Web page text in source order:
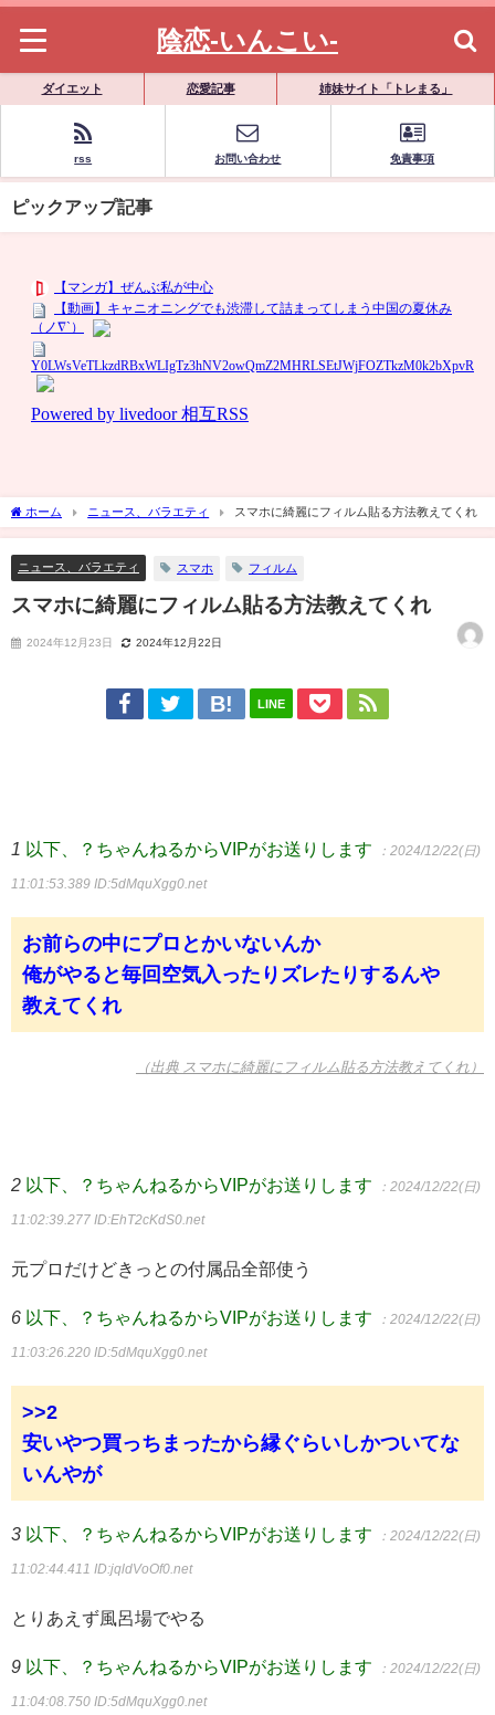
陰恋-いんこい-
ダイエット 恋愛記事 姉妹サイト「トレまる」
rss お問い合わせ 免責事項
ピックアップ記事
ホーム ニュース、バラエティ スマホに綺麗にフィルム貼る方法教えてくれ
ニュース、バラエティ スマホ フィルム
スマホに綺麗にフィルム貼る方法教えてくれ
2024年12月23日 2024年12月22日
LINE
1 以下、？ちゃんねるからVIPがお送りします ：2024/12/22(日)
11:01:53.389 ID:5dMquXgg0.net
お前らの中にプロとかいないんか
俺がやると毎回空気入ったりズレたりするんや
教えてくれ
（出典 スマホに綺麗にフィルム貼る方法教えてくれ）
2 以下、？ちゃんねるからVIPがお送りします ：2024/12/22(日)
11:02:39.277 ID:EhT2cKdS0.net
元プロだけどきっとの付属品全部使う
6 以下、？ちゃんねるからVIPがお送りします ：2024/12/22(日)
11:03:26.220 ID:5dMquXgg0.net
>>2
安いやつ買っちまったから縁ぐらいしかついてな
いんやが
3 以下、？ちゃんねるからVIPがお送りします ：2024/12/22(日)
11:02:44.411 ID:jqldVoOf0.net
とりあえず風呂場でやる
9 以下、？ちゃんねるからVIPがお送りします ：2024/12/22(日)
11:04:08.750 ID:5dMquXgg0.net